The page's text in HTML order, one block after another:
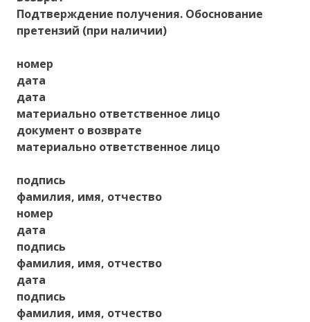
Подтверждение получения. Обоснование
претензий (при наличии)
номер
дата
дата
материально ответственное лицо
документ о возврате
материально ответственное лицо
подпись
фамилия, имя, отчество
номер
дата
подпись
фамилия, имя, отчество
дата
подпись
фамилия, имя, отчество